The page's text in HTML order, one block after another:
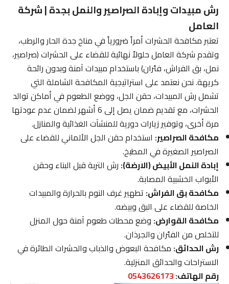
رش مبيدات وإبادة الصراصير والنمل بجدة | شركة
العامل
تعتبر مكافحة الحشرات أمراً ضرورياً في مناخ جدة الحار والرطب،
وتقدم شركة العامل حلولاً نهائية للقضاء على الحشرات (صراصير،
نمل، بق الفراش، فئران) باستخدام مبيدات آمنة وبدون رائحة
كريهة. نحن نعتمد على استراتيجية المكافحة الشاملة التي
تشمل رش المبيدات، حقن الجل، ووضع الطعوم في أماكن توالد
الحشرات، مع تقديم ضمان يصل إلى 6 أشهر لضمان عدم عودتها
مرة أخرى، وتوفير زيارات دورية للمنشآت الغذائية والمنازل.
مكافحة الصراصير:استخدام حقن الجل الألماني للقضاء على
الصراصير الصغيرة في المطبخ.
إبادة النمل الأبيض (الارضة):رش التربة قبل البناء وحقن
الأبواب الخشبية المصابة.
مكافحة بق الفراش:تطهير غرف النوم بالحرارة والمبيدات
الخاصة للقضاء على البق وبيضه.
مكافحة القوارض:وضع محطات طعوم آمنة حول المنزل
للتخلص من الفئران والجرذان.
رش الحدائق:مكافحة البعوض والذباب والحشرات الطائرة في
الاستراحات والحدائق المنزلية.
رقم الهاتف:0543626173